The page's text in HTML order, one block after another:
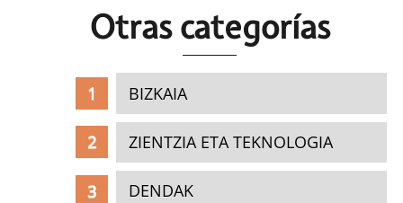
Otras categorías
BIZKAIA
ZIENTZIA ETA TEKNOLOGIA
DENDAK